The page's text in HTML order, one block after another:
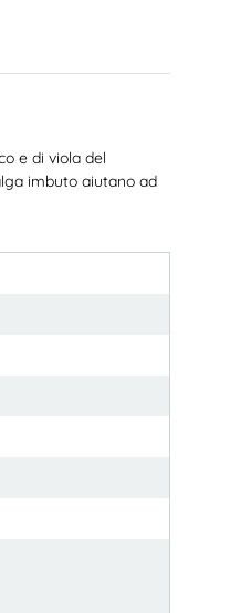
e di viola del
imbuto aiutano ad